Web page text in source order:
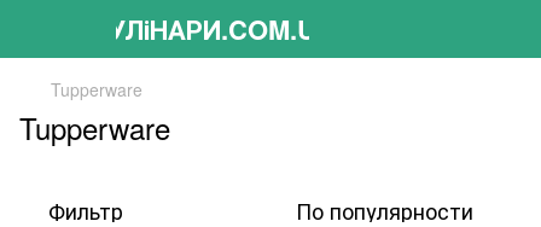
КУЛіНАРИ.COM.UA
Tupperware
Tupperware
Фильтр По популярности